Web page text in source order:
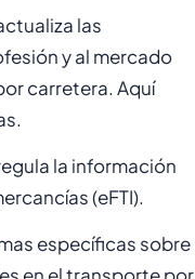
las
y al mercado
carretera. Aquí
la información
(eFTI).
específicas sobre